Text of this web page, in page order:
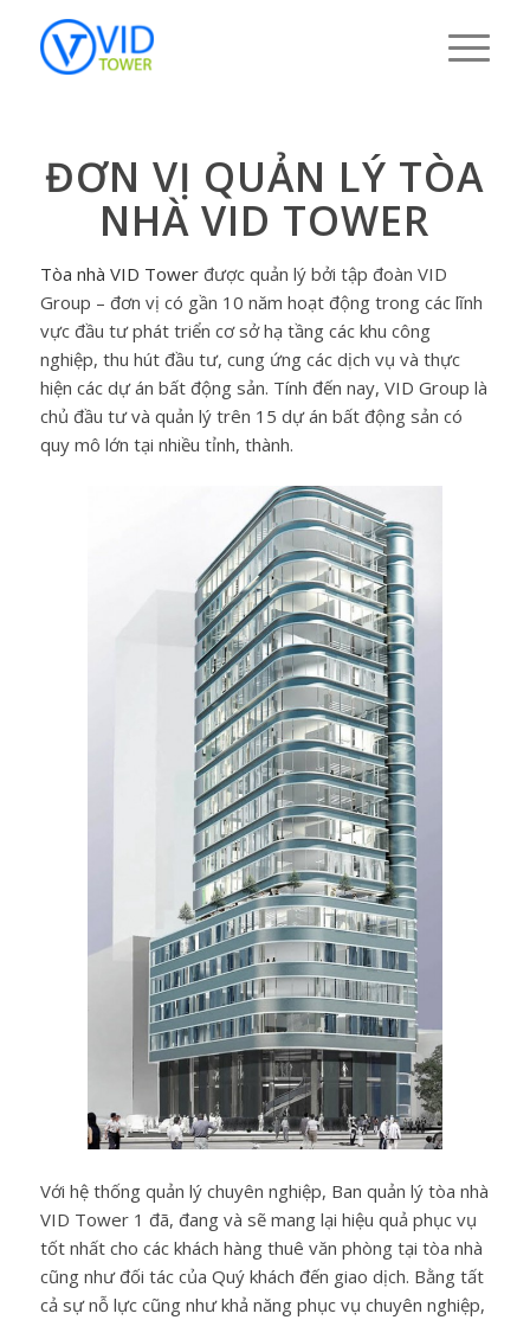
ĐƠN VỊ QUẢN LÝ TÒA
NHÀ VID TOWER
Tòa nhà VID Towerđược quản lý bởi tập đoàn VID
Group – đơn vị có gần 10 năm hoạt động trong các lĩnh
vực đầu tư phát triển cơ sở hạ tầng các khu công
nghiệp, thu hút đầu tư, cung ứng các dịch vụ và thực
hiện các dự án bất động sản. Tính đến nay, VID Group là
chủ đầu tư và quản lý trên 15 dự án bất động sản có
quy mô lớn tại nhiều tỉnh, thành.
Với hệ thống quản lý chuyên nghiệp, Ban quản lý tòa nhà
VID Tower 1 đã, đang và sẽ mang lại hiệu quả phục vụ
tốt nhất cho các khách hàng thuê văn phòng tại tòa nhà
cũng như đối tác của Quý khách đến giao dịch. Bằng tất
cả sự nỗ lực cũng như khả năng phục vụ chuyên nghiệp,